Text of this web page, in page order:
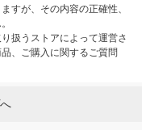
すが、その内容の正確性、
扱うストアによって運営さ
、ご購入に関するご質問